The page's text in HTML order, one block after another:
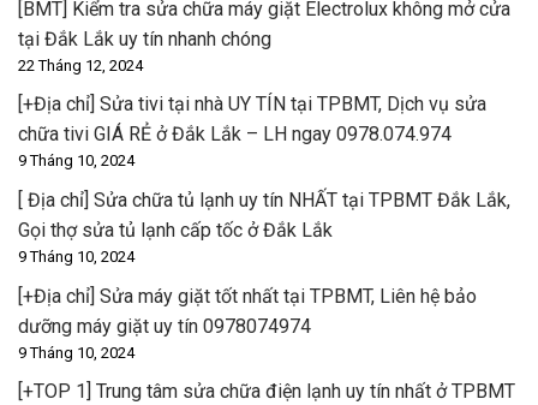
[BMT] Kiểm tra sửa chữa máy giặt Electrolux không mở cửa
tại Đắk Lắk uy tín nhanh chóng
22 Tháng 12, 2024
[+Địa chỉ] Sửa tivi tại nhà UY TÍN tại TPBMT, Dịch vụ sửa
chữa tivi GIÁ RẺ ở Đắk Lắk – LH ngay 0978.074.974
9 Tháng 10, 2024
[ Địa chỉ] Sửa chữa tủ lạnh uy tín NHẤT tại TPBMT Đắk Lắk,
Gọi thợ sửa tủ lạnh cấp tốc ở Đắk Lắk
9 Tháng 10, 2024
[+Địa chỉ] Sửa máy giặt tốt nhất tại TPBMT, Liên hệ bảo
dưỡng máy giặt uy tín 0978074974
9 Tháng 10, 2024
[+TOP 1] Trung tâm sửa chữa điện lạnh uy tín nhất ở TPBMT